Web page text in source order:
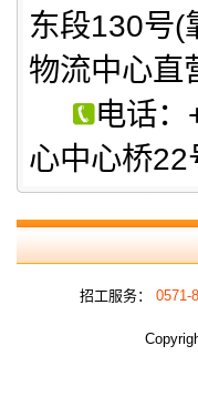
东段130号(
物流中心直
电话
心中心桥22
招工服务： 0571-